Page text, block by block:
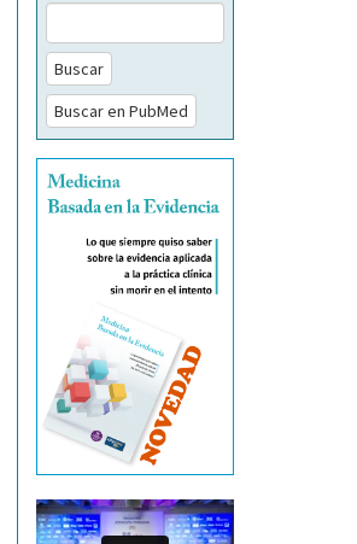
Buscar
Buscar en PubMed